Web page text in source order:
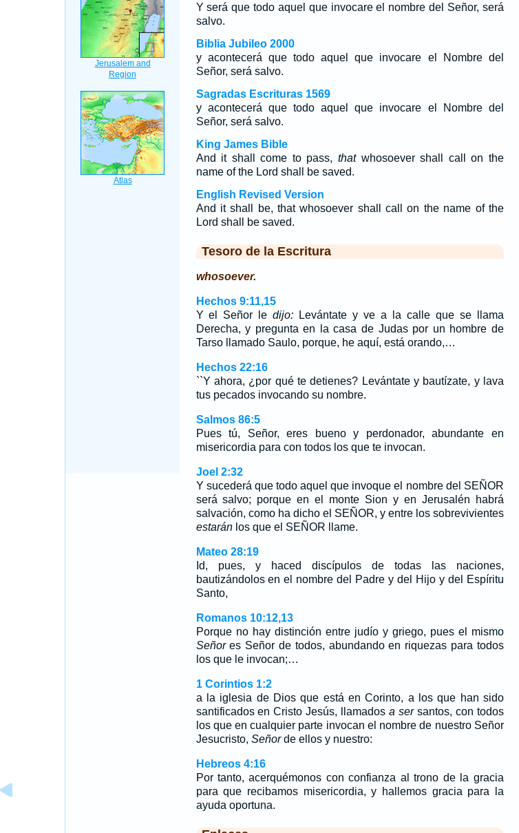
Y será que todo aquel que invocare el nombre del Señor, será
salvo.
Biblia Jubileo 2000
y acontecerá que todo aquel que invocare el Nombre del
Señor, será salvo.
Sagradas Escrituras 1569
y acontecerá que todo aquel que invocare el Nombre del
Señor, será salvo.
King James Bible
And it shall come to pass, thatwhosoever shall call on the
name of the Lord shall be saved.
English Revised Version
And it shall be, that whosoever shall call on the name of the
Lord shall be saved.
Tesoro de la Escritura
whosoever.
Hechos 9:11,15
Y el Señor ledijo:
Levántate y ve a la calle que se llama
Derecha, y pregunta en la casa de Judas por un hombre de
Tarso llamado Saulo, porque, he aquí, está orando,…
Hechos 22:16
``Y ahora, ¿por qué te detienes? Levántate y bautízate, y lava
tus pecados invocando su nombre.
Salmos 86:5
Pues tú, Señor, eres bueno y perdonador, abundante en
misericordia para con todos los que te invocan.
Joel 2:32
Y sucederá que todo aquel que invoque el nombre del SEÑOR
será salvo; porque en el monte Sion y en Jerusalén habrá
salvación, como ha dicho el SEÑOR, y entre los sobrevivientes
estaránlos que el SEÑOR llame.
Mateo 28:19
Id, pues, y haced discípulos de todas las naciones,
bautizándolos en el nombre del Padre y del Hijo y del Espíritu
Santo,
Romanos 10:12,13
Porque no hay distinción entre judío y griego, pues el mismo
Señores Señor de todos, abundando en riquezas para todos
los que le invocan;…
1 Corintios 1:2
a la iglesia de Dios que está en Corinto, a los que han sido
santificados en Cristo Jesús, llamadosa sersantos, con todos
los que en cualquier parte invocan el nombre de nuestro Señor
Jesucristo, Señorde ellos y nuestro:
Hebreos 4:16
Por tanto, acerquémonos con confianza al trono de la gracia
para que recibamos misericordia, y hallemos gracia para la
ayuda oportuna.